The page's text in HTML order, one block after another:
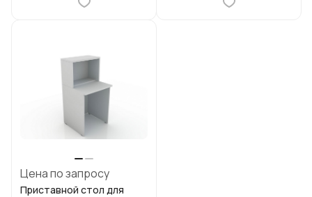
Цена по запросу
Приставной стол для